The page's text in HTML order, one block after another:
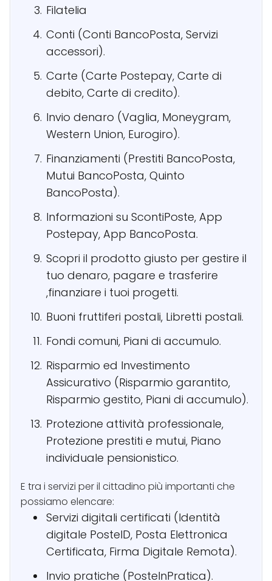
Filatelia
Conti (Conti BancoPosta, Servizi
accessori).
Carte (Carte Postepay, Carte di
debito, Carte di credito).
Invio denaro (Vaglia, Moneygram,
Western Union, Eurogiro).
Finanziamenti (Prestiti BancoPosta,
Mutui BancoPosta, Quinto
BancoPosta).
Informazioni su ScontiPoste, App
Postepay, App BancoPosta.
Scopri il prodotto giusto per gestire il
tuo denaro, pagare e trasferire
,finanziare i tuoi progetti.
Buoni fruttiferi postali, Libretti postali.
Fondi comuni, Piani di accumulo.
Risparmio ed Investimento
Assicurativo (Risparmio garantito,
Risparmio gestito, Piani di accumulo).
Protezione attività professionale,
Protezione prestiti e mutui, Piano
individuale pensionistico.
E tra i servizi per il cittadino più importanti che
possiamo elencare:
Servizi digitali certificati (Identità
digitale PosteID, Posta Elettronica
Certificata, Firma Digitale Remota).
Invio pratiche (PosteInPratica).